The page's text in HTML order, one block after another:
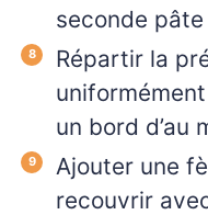
seconde pâte
Répartir la
un bord d’au
Ajouter une
recouvrir